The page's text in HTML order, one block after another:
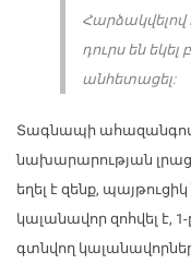
Հարձակվելով
դուրս են
անհետացել:
Տագնապի ահազանգով
նախարարության
եղել է զենք,
կալանավոր զոհվել է,
գտնվող